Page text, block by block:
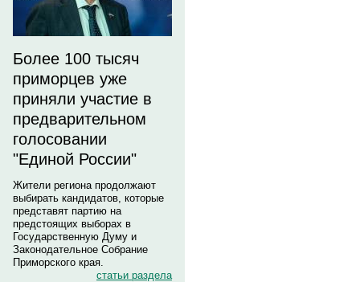
Более 100 тысяч
приморцев уже
приняли участие в
предварительном
голосовании
"Единой России"
Жители региона продолжают
выбирать кандидатов, которые
представят партию на
предстоящих выборах в
Государственную Думу и
Законодательное Собрание
Приморского края.
статьи раздела